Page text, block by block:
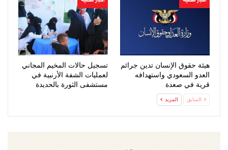
هيئة حقوق الإنسان تدين جرائم
العدو السعودي واستهدافه
قرية في صعدة
تسجيل حالات المخيم المجاني
لعمليات الشفة الأرنبية في
مستشفى الثورة بالحديدة
السابق المزيد